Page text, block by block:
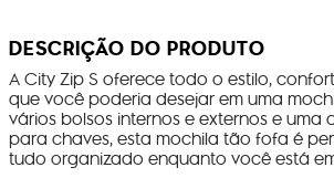
DESCRIÇÃO DO PRODUTO
A City Zip S oferece todo o estilo,
que você poderia desejar em uma
vários bolsos internos e externos e uma
para chaves, esta mochila tão fofa é
tudo organizado enquanto você está